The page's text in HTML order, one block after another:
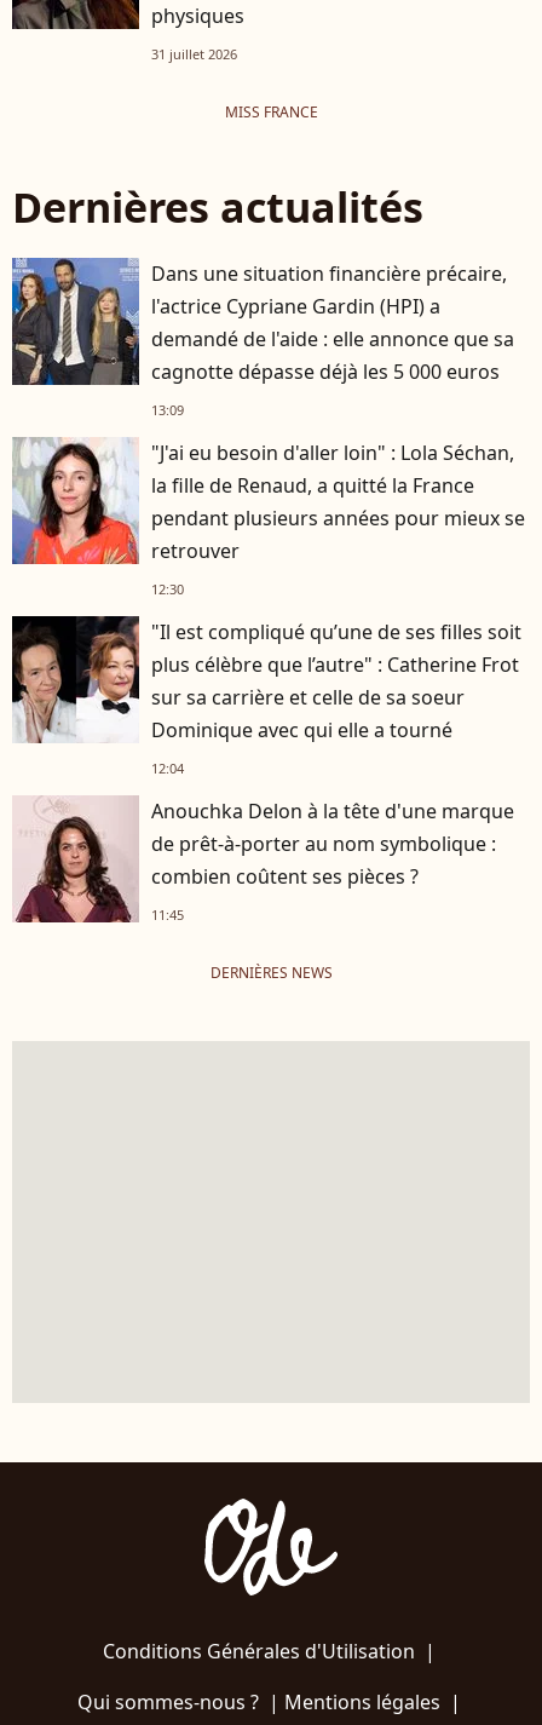
physiques
31 juillet 2026
MISS FRANCE
Dernières actualités
Dans une situation financière précaire,
l'actrice Cypriane Gardin (HPI) a
demandé de l'aide : elle annonce que sa
cagnotte dépasse déjà les 5 000 euros
13:09
"J'ai eu besoin d'aller loin" : Lola Séchan,
la fille de Renaud, a quitté la France
pendant plusieurs années pour mieux se
retrouver
12:30
"Il est compliqué qu’une de ses filles soit
plus célèbre que l’autre" : Catherine Frot
sur sa carrière et celle de sa soeur
Dominique avec qui elle a tourné
12:04
Anouchka Delon à la tête d'une marque
de prêt-à-porter au nom symbolique :
combien coûtent ses pièces ?
11:45
DERNIÈRES NEWS
Conditions Générales d'Utilisation |
Qui sommes-nous ?| Mentions légales |